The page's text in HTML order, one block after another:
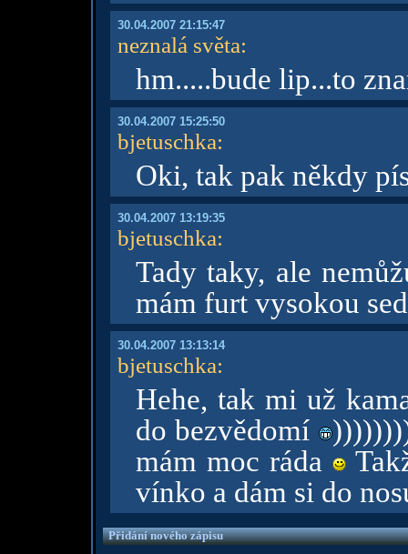
30.04.2007 21:15:47
neznalá světa:
hm.....bude lip...to
30.04.2007 15:25:50
bjetuschka:
Oki, tak pak někdy
30.04.2007 13:19:35
bjetuschka:
Tady taky, ale
mám furt vysokou
30.04.2007 13:13:14
bjetuschka:
Hehe, tak mi už
do bezvědomí
mám moc ráda
vínko a dám si do
Přidání nového zápisu